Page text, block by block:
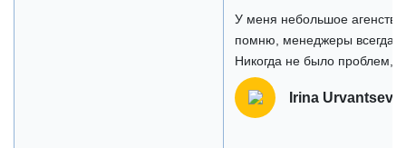
У меня небольшое
помню, менеджеры всегда
Никогда не было проблем,
Irina Urvantseva